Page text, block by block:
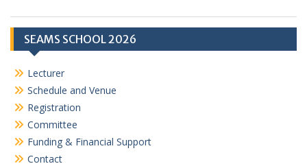
SEAMS SCHOOL 2026
Lecturer
Schedule and Venue
Registration
Committee
Funding & Financial Support
Contact